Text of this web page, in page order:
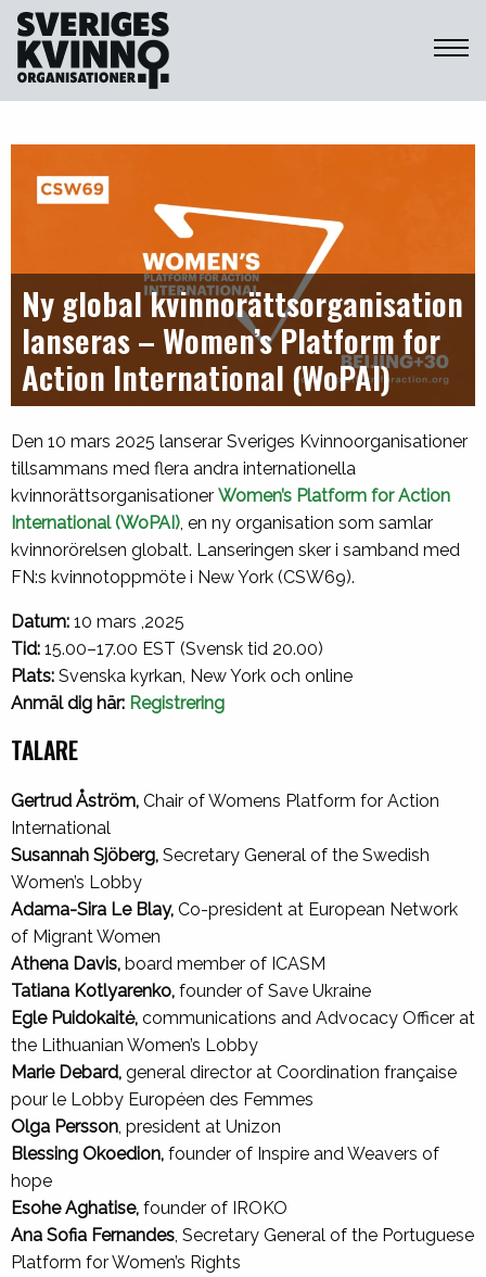
Sveriges Kvinnoorganisationer
Ny global kvinnorättsorganisation
lanseras – Women’s Platform for
Action International (WoPAI)
Den 10 mars 2025 lanserar Sveriges Kvinnoorganisationer
tillsammans med flera andra internationella
kvinnorättsorganisationer Women’s Platform for Action
International (WoPAI), en ny organisation som samlar
kvinnorörelsen globalt. Lanseringen sker i samband med
FN:s kvinnotoppmöte i New York (CSW69).
Datum: 10 mars ,2025
Tid: 15.00–17.00 EST (Svensk tid 20.00)
Plats: Svenska kyrkan, New York och online
Anmäl dig här: Registrering
TALARE
Gertrud Åström, Chair of Womens Platform for Action
International
Susannah Sjöberg, Secretary General of the Swedish
Women’s Lobby
Adama-Sira Le Blay, Co-president at European Network
of Migrant Women
Athena Davis, board member of ICASM
Tatiana Kotlyarenko, founder of Save Ukraine
Egle Puidokaitė, communications and Advocacy Officer at
the Lithuanian Women’s Lobby
Marie Debard, general director at Coordination française
pour le Lobby Européen des Femmes
Olga Persson, president at Unizon
Blessing Okoedion, founder of Inspire and Weavers of
hope
Esohe Aghatise, founder of IROKO
Ana Sofia Fernandes, Secretary General of the Portuguese
Platform for Women’s Rights